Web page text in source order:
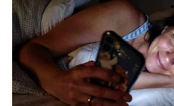
The Way You Sit Could Expose